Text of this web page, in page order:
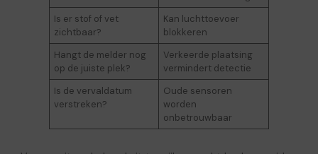
Is er stof of vet
zichtbaar?
Kan luchttoevoer
blokkeren
Hangt de melder nog
op de juiste plek?
Verkeerde plaatsing
vermindert detectie
Is de vervaldatum
verstreken?
Oude sensoren
worden
onbetrouwbaar